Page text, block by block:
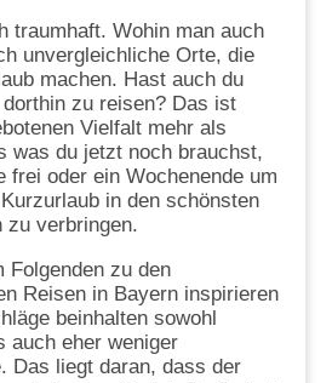
traumhaft. Wohin man auch
unvergleichliche Orte, die
machen. Hast auch du
zu reisen? Das ist
Vielfalt mehr als
was du jetzt noch brauchst,
frei oder ein Wochenende um
in den schönsten
zu verbringen.
Folgenden zu den
Reisen in Bayern inspirieren
beinhalten sowohl
auch eher weniger
Das liegt daran, dass der